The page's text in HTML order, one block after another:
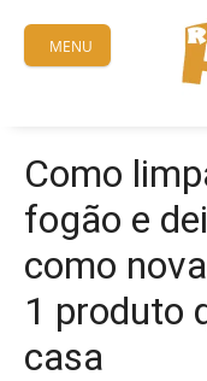
content
MENU
Como
fogão e
como
1 produto
casa